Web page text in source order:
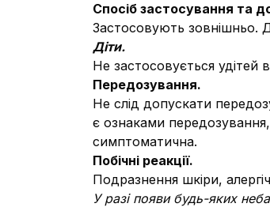
Спосіб застосування та
Застосовують зовнішньо.
Діти.
Не застосовується удітей
Передозування.
Не слід допускати
є ознаками
симптоматична.
Побічні реакції.
Подразнення шкіри,
У разі появи будь-яких